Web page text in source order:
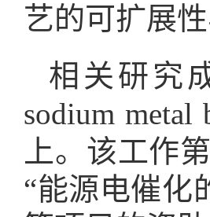
艺的可扩展
相关研究成
sodium
上。该工作
“能源电催化